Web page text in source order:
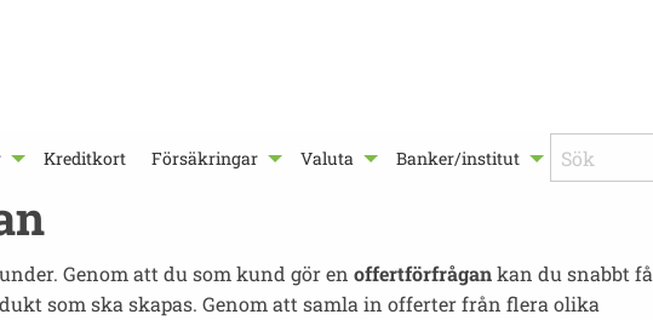
Kreditkort Försäkringar Valuta Banker/institut
Genom att du som kund gör en offertförfrågankan du snabbt få
som ska skapas. Genom att samla in offerter från flera olika